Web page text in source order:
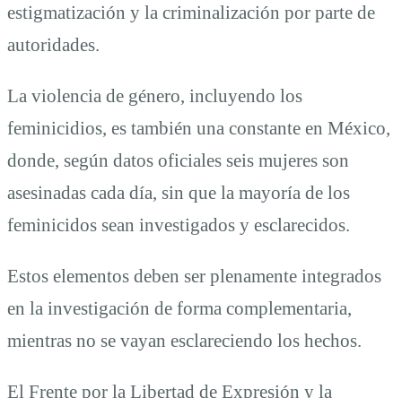
estigmatización y la criminalización por parte de
autoridades.
La violencia de género, incluyendo los
feminicidios, es también una constante en México,
donde, según datos oficiales seis mujeres son
asesinadas cada día, sin que la mayoría de los
feminicidos sean investigados y esclarecidos.
Estos elementos deben ser plenamente integrados
en la investigación de forma complementaria,
mientras no se vayan esclareciendo los hechos.
El Frente por la Libertad de Expresión y la